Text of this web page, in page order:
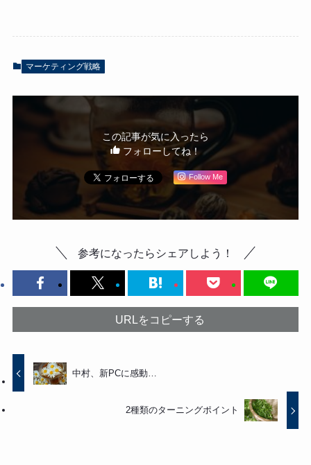
マーケティング戦略
この記事が気に入ったら
フォローしてね！
Follow Me
参考になったらシェアしよう！
URLをコピーする
中村、新PCに感動…
2種類のターニングポイント